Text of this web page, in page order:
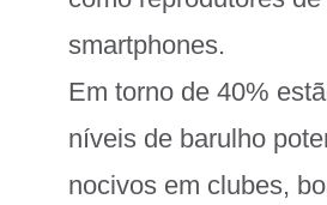
smartphones.
Em torno de 40%
níveis de barulho
nocivos em clubes,